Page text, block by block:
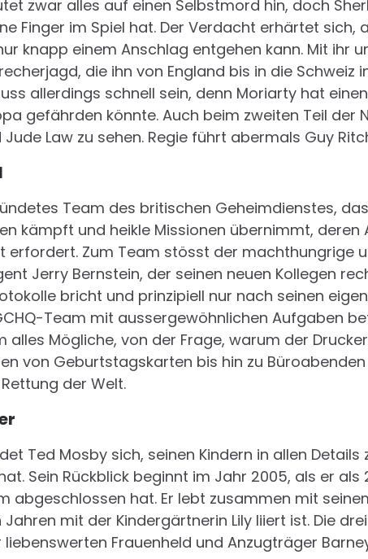
zwar alles auf einen Selbstmord hin, doch
Finger im Spiel hat. Der Verdacht erhärtet sich,
knapp einem Anschlag entgehen kann. Mit ihr
die ihn von England bis in die Schweiz
allerdings schnell sein, denn Moriarty hat
gefährden könnte. Auch beim zweiten Teil der
Law zu sehen. Regie führt abermals Guy
Team des britischen Geheimdienstes,
kämpft und heikle Missionen übernimmt, deren
erfordert. Zum Team stösst der machthungrige
Jerry Bernstein, der seinen neuen Kollegen
bricht und prinzipiell nur nach seinen
Team mit aussergewöhnlichen Aufgaben
alles Mögliche, von der Frage, warum der
von Geburtstagskarten bis hin zu
der Welt.
Ted Mosby sich, seinen Kindern in allen Details
Sein Rückblick beginnt im Jahr 2005, als er
abgeschlossen hat. Er lebt zusammen mit
mit der Kindergärtnerin Lily liiert ist. Die
Frauenheld und Anzugträger